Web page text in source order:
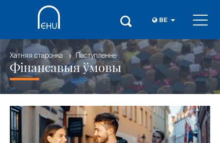
BE
Хатняя старонка Паступленне
Фінансавыя ўмовы